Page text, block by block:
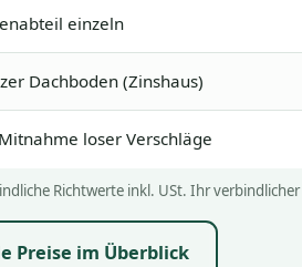
einzeln
Dachboden (Zinshaus)
loser Verschläge
Richtwerte inkl. USt. Ihr
Preise im Überblick